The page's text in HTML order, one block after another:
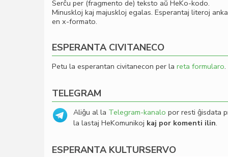
Serĉu per (fragmento de) teksto aŭ HeKo-kodo.
Minuskloj kaj majuskloj egalas. Esperantaj literoj
en x-formato.
ESPERANTA CIVITANECO
Petu la esperantan civitanecon per la reta formularo.
TELEGRAM
Aliĝu al la Telegram-kanalo por resti ĝisdata
la lastaj HeKomunikoj kaj por komenti ilin.
ESPERANTA KULTURSERVO